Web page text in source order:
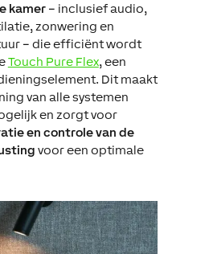
kamer– inclusief audio,
zonwering en
– die efficiënt wordt
Touch Pure Flex, een
Dit maakt
van alle systemen
en zorgt voor
en controle van de
voor een optimale